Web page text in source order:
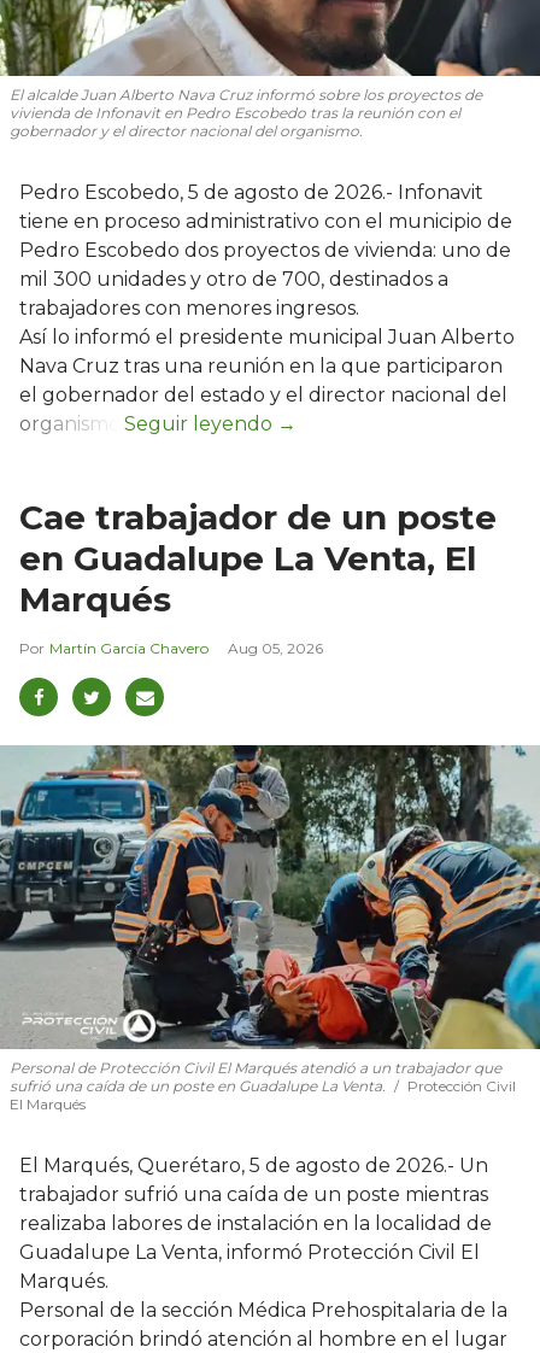
El alcalde Juan Alberto Nava Cruz informó sobre los proyectos de
vivienda de Infonavit en Pedro Escobedo tras la reunión con el
gobernador y el director nacional del organismo.
Pedro Escobedo, 5 de agosto de 2026.- Infonavit
tiene en proceso administrativo con el municipio de
Pedro Escobedo dos proyectos de vivienda: uno de
mil 300 unidades y otro de 700, destinados a
trabajadores con menores ingresos.
Así lo informó el presidente municipal Juan Alberto
Nava Cruz tras una reunión en la que participaron
el gobernador del estado y el director nacional del
organismo.
Cae trabajador de un poste
en Guadalupe La Venta, El
Marqués
Martín García Chavero Aug 05, 2026
Personal de Protección Civil El Marqués atendió a un trabajador que
sufrió una caída de un poste en Guadalupe La Venta.
Protección Civil
El Marqués
El Marqués, Querétaro, 5 de agosto de 2026.- Un
trabajador sufrió una caída de un poste mientras
realizaba labores de instalación en la localidad de
Guadalupe La Venta, informó Protección Civil El
Marqués.
Personal de la sección Médica Prehospitalaria de la
corporación brindó atención al hombre en el lugar